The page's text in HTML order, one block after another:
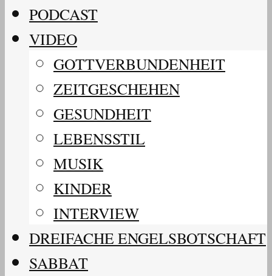
PODCAST
VIDEO
GOTTVERBUNDENHEIT
ZEITGESCHEHEN
GESUNDHEIT
LEBENSSTIL
MUSIK
KINDER
INTERVIEW
DREIFACHE ENGELSBOTSCHAFT
SABBAT